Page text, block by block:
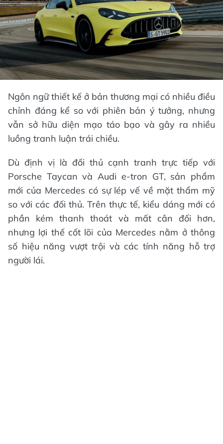
Ngôn ngữ thiết kế ở bản thương mại có nhiều điều
chỉnh đáng kể so với phiên bản ý tưởng, nhưng
vẫn sở hữu diện mạo táo bạo và gây ra nhiều
luồng tranh luận trái chiều.
Dù định vị là đối thủ cạnh tranh trực tiếp với
Porsche Taycan và Audi e-tron GT, sản phẩm
mới của Mercedes có sự lép vế về mặt thẩm mỹ
so với các đối thủ. Trên thực tế, kiểu dáng mới có
phần kém thanh thoát và mất cân đối hơn,
nhưng lợi thế cốt lõi của Mercedes nằm ở thông
số hiệu năng vượt trội và các tính năng hỗ trợ
người lái.